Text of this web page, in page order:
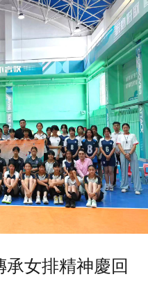
女排精神慶回